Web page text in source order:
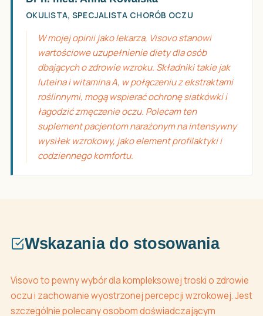
OKULISTA, SPECJALISTA CHORÓB OCZU
W mojej opinii jako lekarza, Visovo stanowi
wartościowe uzupełnienie diety dla osób
dbających o zdrowie wzroku. Składniki takie jak
luteina i witamina A, w połączeniu z ekstraktami
roślinnymi, mogą wspierać ochronę siatkówki i
łagodzić zmęczenie oczu. Polecam ten
suplement pacjentom narażonym na intensywny
wysiłek wzrokowy, jako element profilaktyki i
codziennego komfortu.
Wskazania do stosowania
Visovo to pewny wybór dla kompleksowej troski o zdrowie
oczu i zachowanie wyostrzonej percepcji wzrokowej. Jest
szczególnie polecany osobom doświadczającym